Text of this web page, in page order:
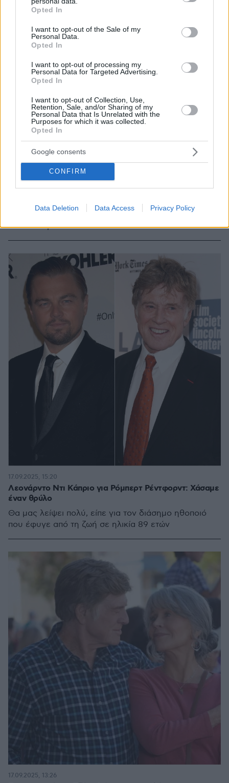
grant or deny consent to Google and its third-party tags to
use your data for below specified purposes in below Google
consent section.
Opted In
I want to opt-out of the Sale of my
Personal Data.
Opted In
I want to opt-out of processing my
Personal Data for Targeted Advertising.
Opted In
I want to opt-out of Collection, Use,
Retention, Sale, and/or Sharing of my
Personal Data that Is Unrelated with the
Purposes for which it was collected.
Opted In
Google consents
CONFIRM
Data Deletion Data Access Privacy Policy
Σάμιουελ Τζάκσον για Ρόμπερτ Ρέντφορντ: Το να
δουλέψω μαζί του ήταν ένα όνειρο που έγινε
Οι δύο ηθοποιοί είχαν συνεργαστεί το 2014 στην
ταινία «Captain America: The Winter Soldier»
17.09.2025, 17:46
Λεονάρντο Ντι Κάπριο για Ρόμπερτ Ρέντφορντ: Χάσαμε
έναν θρύλο
Θα μας λείψει πολύ, είπε για τον διάσημο ηθοποιό
που έφυγε από τη ζωή σε ηλικία 89 ετών
17.09.2025, 15:20
17.09.2025, 13:26